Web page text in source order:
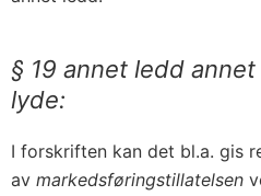
§ 19 annet ledd
lyde:
I forskriften kan det bl.a. gis
av markedsføringstillatelsen